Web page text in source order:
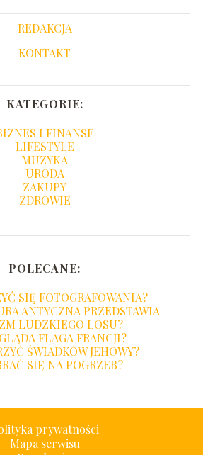
REDAKCJA
KONTAKT
KATEGORIE:
I FINANSE
LIFESTYLE
MUZYKA
URODA
ZAKUPY
ZDROWIE
POLECANE:
SIĘ FOTOGRAFOWANIA?
ANTYCZNA PRZEDSTAWIA
LUDZKIEGO LOSU?
FLAGA FRANCJI?
ŚWIADKÓW JEHOWY?
SIĘ NA POGRZEB?
prywatności
Mapa serwisu